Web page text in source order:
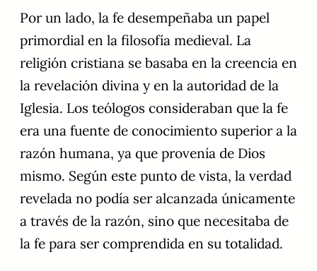
Por un lado, la fe desempeñaba un papel
primordial en la filosofía medieval. La
religión cristiana se basaba en la creencia en
la revelación divina y en la autoridad de la
Iglesia. Los teólogos consideraban que la fe
era una fuente de conocimiento superior a la
razón humana, ya que provenía de Dios
mismo. Según este punto de vista, la verdad
revelada no podía ser alcanzada únicamente
a través de la razón, sino que necesitaba de
la fe para ser comprendida en su totalidad.